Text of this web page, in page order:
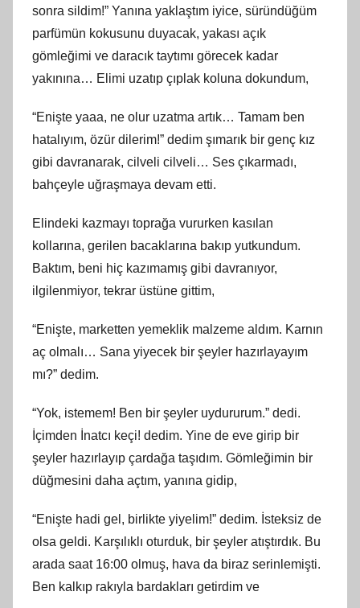
sonra sildim!” Yanına yaklaştım iyice, süründüğüm
parfümün kokusunu duyacak, yakası açık
gömleğimi ve daracık taytımı görecek kadar
yakınına… Elimi uzatıp çıplak koluna dokundum,
“Enişte yaaa, ne olur uzatma artık… Tamam ben
hatalıyım, özür dilerim!” dedim şımarık bir genç kız
gibi davranarak, cilveli cilveli… Ses çıkarmadı,
bahçeyle uğraşmaya devam etti.
Elindeki kazmayı toprağa vururken kasılan
kollarına, gerilen bacaklarına bakıp yutkundum.
Baktım, beni hiç kazımamış gibi davranıyor,
ilgilenmiyor, tekrar üstüne gittim,
“Enişte, marketten yemeklik malzeme aldım. Karnın
aç olmalı… Sana yiyecek bir şeyler hazırlayayım
mı?” dedim.
“Yok, istemem! Ben bir şeyler uydururum.” dedi.
İçimden İnatcı keçi! dedim. Yine de eve girip bir
şeyler hazırlayıp çardağa taşıdım. Gömleğimin bir
düğmesini daha açtım, yanına gidip,
“Enişte hadi gel, birlikte yiyelim!” dedim. İsteksiz de
olsa geldi. Karşılıklı oturduk, bir şeyler atıştırdık. Bu
arada saat 16:00 olmuş, hava da biraz serinlemişti.
Ben kalkıp rakıyla bardakları getirdim ve